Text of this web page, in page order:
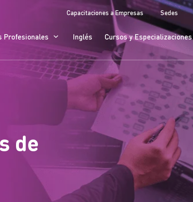
Capacitaciones a Empresas Sedes
Profesionales Inglés Cursos y Especializaciones
de